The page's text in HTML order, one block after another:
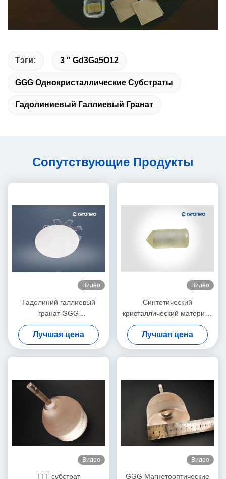
Тэги: 3 " Gd3Ga5O12
GGG Однокристаллические Субстраты
Гадолиниевый Галлиевый Гранат
Сопутствующие Продукты
Видео
Гадолиний галлиевый
гранат GGG
однокристаллический
субстрат для YIG и BIG-
пленки
Лучшая цена
Видео
Синтетический
кристаллический материал
Магнетооптические
кристаллы Гадолиний
Галлий Гарнет GGG
Лучшая цена
Видео
ГГГ субстрат
Видео
GGG Магнетооптические